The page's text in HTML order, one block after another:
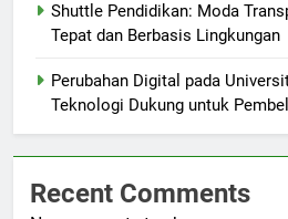
Shuttle Pendidikan: Moda
Tepat dan Berbasis Lingkungan
Perubahan Digital pada
Teknologi Dukung untuk
Recent Comments